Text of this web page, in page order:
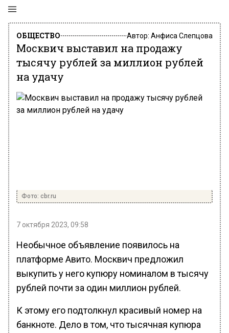
ОБЩЕСТВО Автор: Анфиса Слепцова
Москвич выставил на продажу
тысячу рублей за миллион рублей
на удачу
Фото: cbr.ru
7 октября 2023, 09:58
Необычное объявление появилось на
платформе Авито. Москвич предложил
выкупить у него купюру номиналом в тысячу
рублей почти за один миллион рублей.
К этому его подтолкнул красивый номер на
банкноте. Дело в том, что тысячная купюра